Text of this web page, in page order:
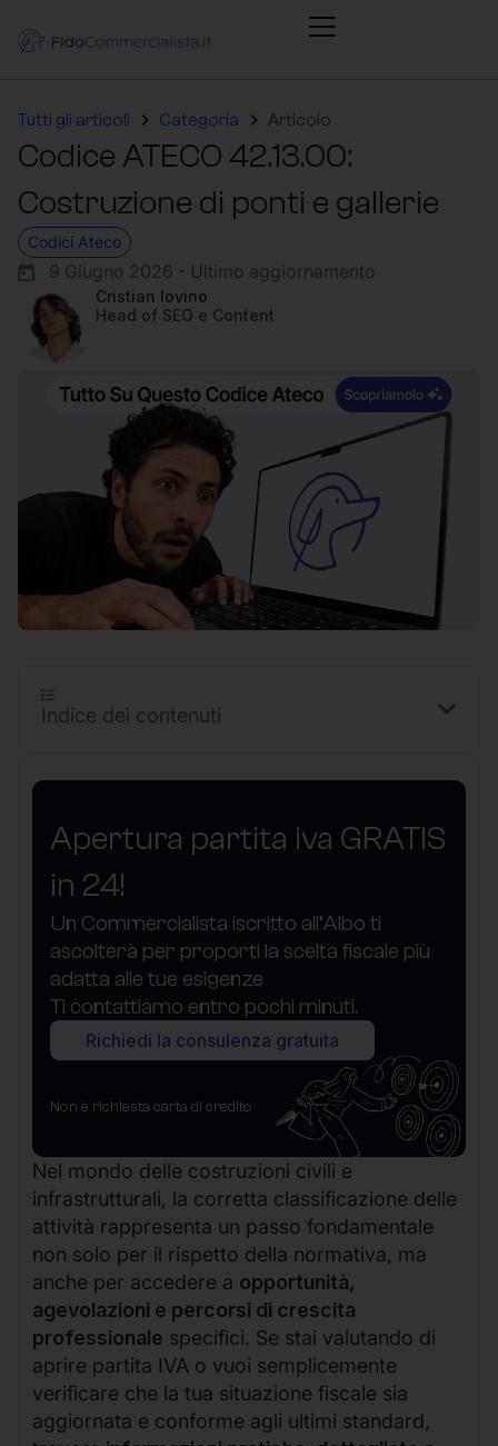
Tutti gli articoli Categoria Articolo
Codice ATECO 42.13.00:
Costruzione di ponti e gallerie
Codici Ateco
9 Giugno 2026 - Ultimo aggiornamento
Cristian Iovino
Head of SEO e Content
Apertura partita iva GRATIS
in 24!
Un Commercialista iscritto all’Albo ti
ascolterà per proporti la scelta fiscale più
adatta alle tue esigenze
Ti contattiamo entro pochi minuti.
Richiedi la consulenza gratuita
Non è richiesta carta di credito
Nel mondo delle costruzioni civili e
infrastrutturali, la corretta classificazione delle
attività rappresenta un passo fondamentale
non solo per il rispetto della normativa, ma
anche per accedere a opportunità,
agevolazioni e percorsi di crescita
professionale specifici. Se stai valutando di
aprire partita IVA o vuoi semplicemente
verificare che la tua situazione fiscale sia
aggiornata e conforme agli ultimi standard,
Indice dei contenuti